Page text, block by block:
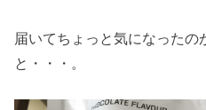
届いてちょっと気になったの
と・・・。